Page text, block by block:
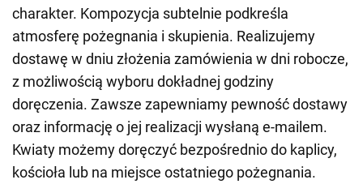
charakter. Kompozycja subtelnie podkreśla
atmosferę pożegnania i skupienia. Realizujemy
dostawę w dniu złożenia zamówienia w dni robocze,
z możliwością wyboru dokładnej godziny
doręczenia. Zawsze zapewniamy pewność dostawy
oraz informację o jej realizacji wysłaną e-mailem.
Kwiaty możemy doręczyć bezpośrednio do kaplicy,
kościoła lub na miejsce ostatniego pożegnania.